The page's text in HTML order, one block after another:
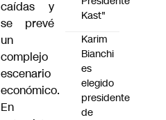
caídas y
se prevé
un
complejo
escenario
económico.
En
Kast"
Karim
Bianchi
es
elegido
presidente
de